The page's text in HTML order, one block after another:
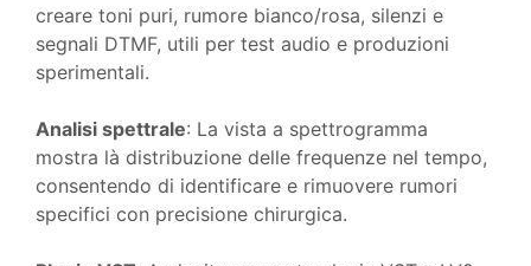
creare toni puri, rumore bianco/rosa, silenzi e
segnali DTMF, utili per test audio e produzioni
sperimentali.
Analisi spettrale: La vista a spettrogramma
mostra là distribuzione delle frequenze nel tempo,
consentendo di identificare e rimuovere rumori
specifici con precisione chirurgica.